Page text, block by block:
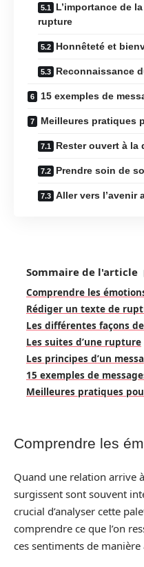
L’importance de
rupture
Honnêteté et
Reconnaissance
15 exemples de
Meilleures pratiques
Rester ouvert à la
Prendre soin de
Aller vers l’avenir
Sommaire de l'article
Comprendre les
Rédiger un texte de
Les différentes façons
Les suites d’une rupture
Les principes d’un
15 exemples de
Meilleures pratiques
Comprendre les
Quand une relation arrive
surgissent sont souvent
crucial d’analyser cette
comprendre ce que l’on
ces sentiments de